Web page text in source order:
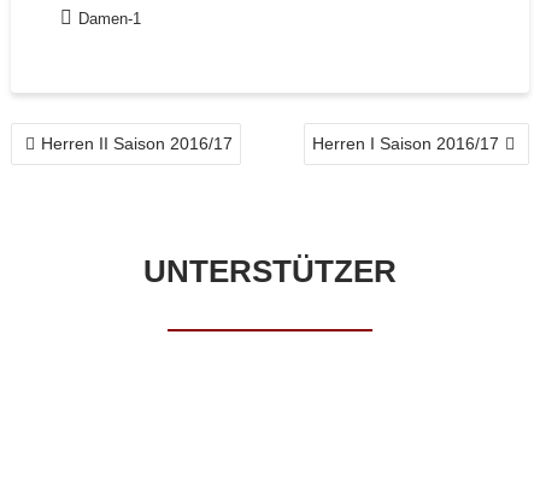
Damen-1
BEITRAGSNAVIGATION
Herren II Saison 2016/17 Herren I Saison 2016/17
UNTERSTÜTZER